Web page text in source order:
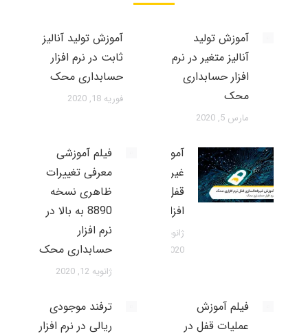
آموزش تولید
آنالیز متغیر در نرم
افزار حسابداری
محک
مارس 5, 2020
آموزش تولید آنالیز
ثابت در نرم افزار
حسابداری محک
فوریه 18, 2020
آموزش
غیرفعالسازی
قفل نرم
افزاری محک
2020
فیلم آموزشی
معرفی تغییرات
ظاهری نسخه
8890 به بالا در
نرم افزار
حسابداری محک
ژانویه 12, 2020
فیلم آموزش
عملیات قفل در
ترفند موجودی
ریالی در نرم افزار